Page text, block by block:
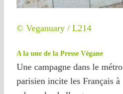
© Veganuary / L214
A la une de la Presse Végane
Une campagne dans le métro
parisien incite les Français à